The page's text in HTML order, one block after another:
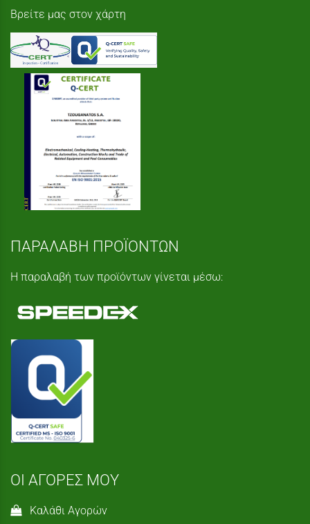
Βρείτε μας στον χάρτη
ΠΑΡΑΛΑΒΗ ΠΡΟΪΟΝΤΩΝ
Η παραλαβή των προϊόντων γίνεται μέσω:
ΟΙ ΑΓΟΡΕΣ ΜΟΥ
Καλάθι Αγορών